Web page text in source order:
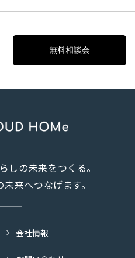
無料相談会
しの未来をつくる。
来へつなげます。
会社情報